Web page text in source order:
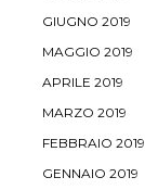
GIUGNO 2019
MAGGIO 2019
APRILE 2019
MARZO 2019
FEBBRAIO 2019
GENNAIO 2019